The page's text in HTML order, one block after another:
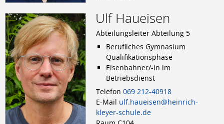
Ulf Haueisen
Abteilungsleiter Abteilung 5
Berufliches Gymnasium
Qualifikationsphase
Eisenbahner/-in im
Betriebsdienst
Telefon 069 212-40918
E-Mail ulf.haueisen@heinrich-
kleyer-schule.de